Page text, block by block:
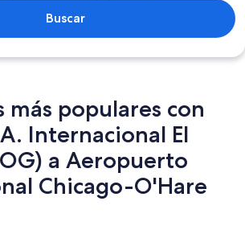
Buscar
más populares con
Internacional El
a Aeropuerto
Chicago-O'Hare